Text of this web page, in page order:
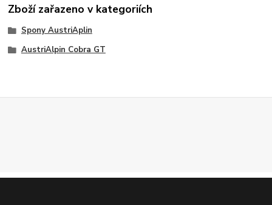
Zboží zařazeno v kategoriích
Spony AustriAplin
AustriAlpin Cobra GT